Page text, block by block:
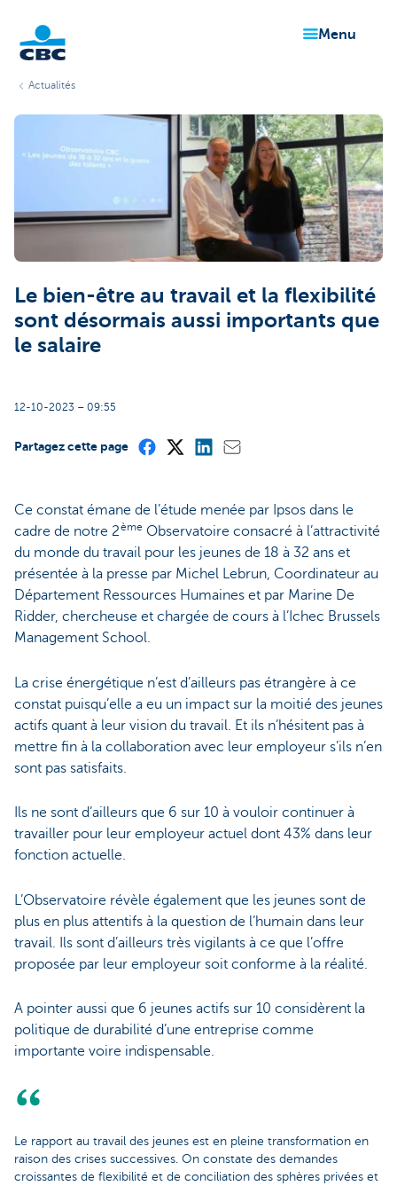
Particuliers
menu
Actualités
Le bien-être au travail et la flexibilité
sont désormais aussi importants que
le salaire
12-10-2023 – 09:55
Partagez cette page
Ce constat émane de l’étude menée par Ipsos dans le
cadre de notre 2ème Observatoire consacré à l’attractivité
du monde du travail pour les jeunes de 18 à 32 ans et
présentée à la presse par Michel Lebrun, Coordinateur au
Département Ressources Humaines et par Marine De
Ridder, chercheuse et chargée de cours à l’Ichec Brussels
Management School.
La crise énergétique n’est d’ailleurs pas étrangère à ce
constat puisqu’elle a eu un impact sur la moitié des jeunes
actifs quant à leur vision du travail. Et ils n’hésitent pas à
mettre fin à la collaboration avec leur employeur s’ils n’en
sont pas satisfaits.
Ils ne sont d’ailleurs que 6 sur 10 à vouloir continuer à
travailler pour leur employeur actuel dont 43% dans leur
fonction actuelle.
L’Observatoire révèle également que les jeunes sont de
plus en plus attentifs à la question de l’humain dans leur
travail. Ils sont d’ailleurs très vigilants à ce que l’offre
proposée par leur employeur soit conforme à la réalité.
A pointer aussi que 6 jeunes actifs sur 10 considèrent la
politique de durabilité d’une entreprise comme
importante voire indispensable.
Le rapport au travail des jeunes est en pleine transformation en
raison des crises successives. On constate des demandes
croissantes de flexibilité et de conciliation des sphères privées et